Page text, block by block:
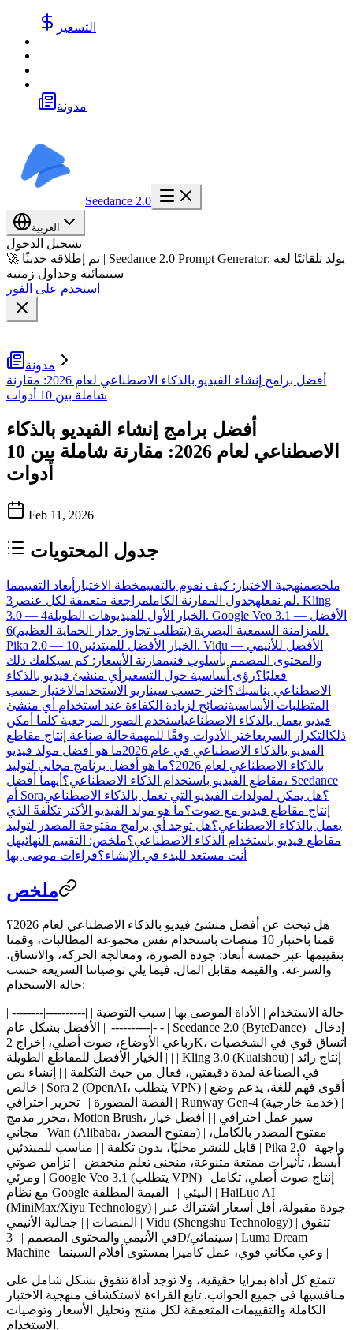
التسعير
مدونة
Seedance 2.0
العربية
تسجيل الدخول
🚀 تم إطلاقه حديثًا | Seedance 2.0 Prompt Generator: يولد تلقائيًا لغة
سينمائية وجداول زمنية
استخدم على الفور
مدونة
أفضل برامج إنشاء الفيديو بالذكاء الاصطناعي لعام 2026: مقارنة
شاملة بين 10 أدوات
أفضل برامج إنشاء الفيديو بالذكاء
الاصطناعي لعام 2026: مقارنة شاملة بين 10
أدوات
Feb 11, 2026
جدول المحتويات
ملخصمنهجية الاختبار: كيف نقوم بالتقييمخطة الاختبار أبعاد التقييمما
لم نفعلهجدول المقارنة الكاملمراجعة متعمقة لكل عنصر 3. Kling
3.0 — الخيار الأول للفيديوهات الطويلة4. Google Veo 3.1 — الأفضل
للمزامنة السمعية البصرية (يتطلب تجاوز جدار الحماية العظيم)6.
Pika 2.0 — الخيار الأفضل للمبتدئين10. Vidu — الأفضل للأنيمي
والمحتوى المصمم بأسلوب فنيمقارنة الأسعار: كم سيكلفك ذلك
فعليًا؟رؤى أساسية حول التسعير أي منشئ فيديو بالذكاء
الاصطناعي يناسبك؟ اختر حسب سيناريو الاستخدامالاختيار حسب
المتطلبات الأساسيةنصائح لزيادة الكفاءة عند استخدام أي منشئ
فيديو يعمل بالذكاء الاصطناعياستخدم الصور المرجعية كلما أمكن
ذلكالتكرار السريعاختر الأدوات وفقًا للمهمةحالة صناعة إنتاج مقاطع
الفيديو بالذكاء الاصطناعي في عام 2026
ما هو أفضل مولد فيديو
بالذكاء الاصطناعي لعام 2026؟
ما هو أفضل برنامج مجاني لتوليد
مقاطع الفيديو باستخدام الذكاء الاصطناعي؟ أيهما أفضل، Seedance
أم Sora؟هل يمكن لمولدات الفيديو التي تعمل بالذكاء الاصطناعي
إنتاج مقاطع فيديو مع صوت؟ما هو مولد الفيديو الأكثر تكلفةً الذي
يعمل بالذكاء الاصطناعي؟هل توجد أي برامج مفتوحة المصدر لتوليد
مقاطع فيديو باستخدام الذكاء الاصطناعي؟ملخص: التقييم النهائيهل
أنت مستعد للبدء في الإنشاء؟قراءات موصى بها
ملخص
هل تبحث عن أفضل منشئ فيديو بالذكاء الاصطناعي لعام 2026
؟
قمنا باختبار 10 منصات باستخدام نفس مجموعة المطالبات، وقمنا
بتقييمها عبر خمسة أبعاد: جودة الصورة، ومعالجة الحركة، والاتساق،
والسرعة، والقيمة مقابل المال. فيما يلي توصياتنا السريعة حسب
حالة الاستخدام:
| حالة الاستخدام | الأداة الموصى بها | سبب التوصية | |----------|--------
- -|----------| | الأفضل بشكل عام
| Seedance 2.0 (ByteDance) | إدخال
رباعي الأوضاع، صوت أصلي، إخراج 2K، اتساق قوي في الشخصيات
| | الخيار الأفضل للمقاطع الطويلة
| Kling 3.0 (Kuaishou) | إنتاج رائد
في الصناعة لمدة دقيقتين، فعال من حيث التكلفة | | إنشاء نص
خالص | Sora 2 (OpenAI، يتطلب VPN) | أقوى فهم للغة، يدعم وضع
القصة المصورة | | تحرير احترافي
| Runway Gen-4 (خدمة خارجية) |
محرر مدمج، Motion Brush، سير عمل احترافي | | أفضل خيار
مجاني | Wan (Alibaba، مفتوح المصدر) | مفتوح المصدر بالكامل،
قابل للنشر محليًا، بدون تكلفة | | مناسب للمبتدئين
| Pika 2.0 | واجهة
أبسط، تأثيرات ممتعة متنوعة، منحنى تعلم منخفض | | تزامن صوتي
ومرئي | Google Veo 3.1 (يتطلب VPN) | إنتاج صوت أصلي، تكامل
مع نظام Google البيئي | | القيمة المطلقة
| HaiLuo AI
(MiniMax/Xiyu Technology) | جودة مقبولة، أقل أسعار اشتراك عبر
المنصات | | جمالية الأنيمي
| Vidu (Shengshu Technology) | تتفوق
في الأنيمي والمحتوى المصمم | |
3D/سينمائي | Luma Dream
Machine | وعي مكاني قوي، عمل كاميرا بمستوى أفلام السينما |
تتمتع كل أداة بمزايا حقيقية، ولا توجد أداة تتفوق بشكل شامل على
منافسيها في جميع الجوانب. تابع القراءة لاستكشاف منهجية الاختبار
الكاملة والتقييمات المتعمقة لكل منتج وتحليل الأسعار وتوصيات
الاستخدام.